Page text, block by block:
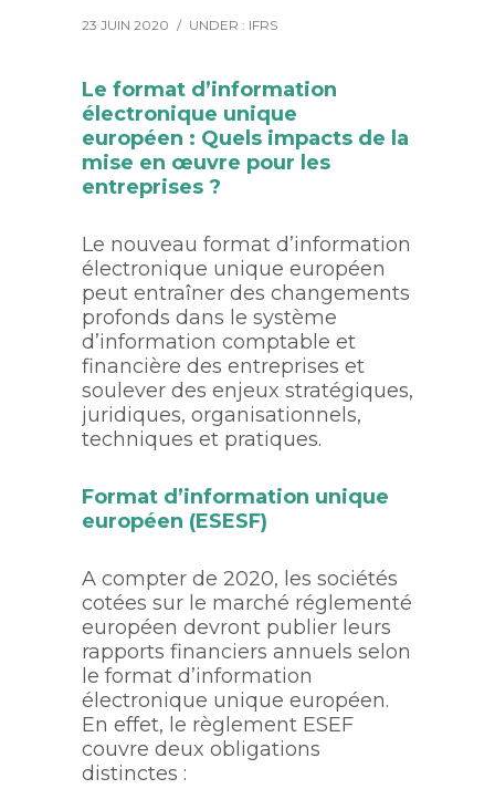
23 JUIN 2020 / UNDER : IFRS
Le format d’information
électronique unique
européen : Quels impacts de la
mise en œuvre pour les
entreprises ?
Le nouveau format d’information
électronique unique européen
peut entraîner des changements
profonds dans le système
d’information comptable et
financière des entreprises et
soulever des enjeux stratégiques,
juridiques, organisationnels,
techniques et pratiques.
Format d’information unique
européen (ESESF)
A compter de 2020, les sociétés
cotées sur le marché réglementé
européen devront publier leurs
rapports financiers annuels selon
le format d’information
électronique unique européen.
En effet, le règlement ESEF
couvre deux obligations
distinctes :